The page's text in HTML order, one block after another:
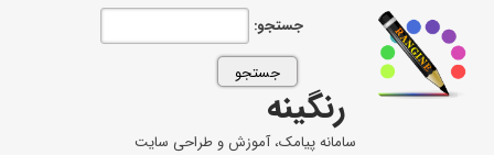
جستجو:
رنگینه
سامانه پیامک، آموزش و طراحی سایت